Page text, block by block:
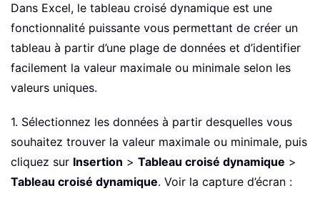
Dans Excel, le tableau croisé dynamique est une
fonctionnalité puissante vous permettant de créer un
tableau à partir d’une plage de données et d’identifier
facilement la valeur maximale ou minimale selon les
valeurs uniques.
1. Sélectionnez les données à partir desquelles vous
souhaitez trouver la valeur maximale ou minimale, puis
cliquez sur Insertion > Tableau croisé dynamique >
Tableau croisé dynamique. Voir la capture d’écran :